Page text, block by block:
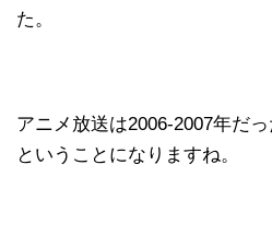
た。
アニメ放送は2006-2007年だ
ということになりますね。